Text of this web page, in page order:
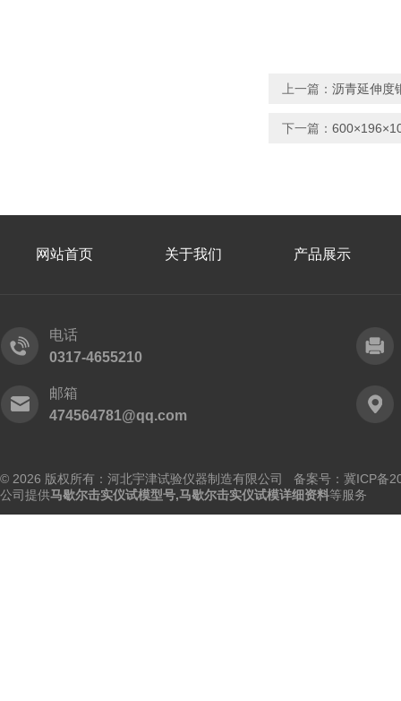
上一篇： 沥青延伸度
下一篇：
网站首页 关于我们 产品展示
电话
0317-4655210
邮箱
474564781@qq.com
© 2026 版权所有：河北宇津试验仪器制造有限公司 备案号：冀ICP备
公司提供马歇尔击实仪试模型号,马歇尔击实仪试模详细资料等服务